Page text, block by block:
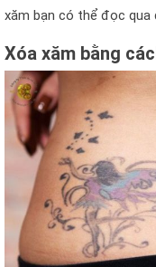
xăm bạn có thể đọc qua
Xóa xăm bằng